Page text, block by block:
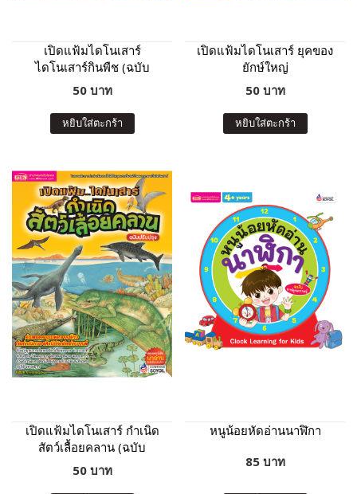
เปิดแฟ้มไดโนเสาร์
ไดโนเสาร์กินพืช (ฉบับ
ปรับปรุง)
50 บาท
หยิบใส่ตะกร้า
เปิดแฟ้มไดโนเสาร์ ยุคของ
ยักษ์ใหญ่
50 บาท
หยิบใส่ตะกร้า
เปิดแฟ้มไดโนเสาร์ กำเนิด
สัตว์เลื้อยคลาน (ฉบับ
ปรับปรุง)
50 บาท
หนูน้อยหัดอ่านนาฬิกา
85 บาท